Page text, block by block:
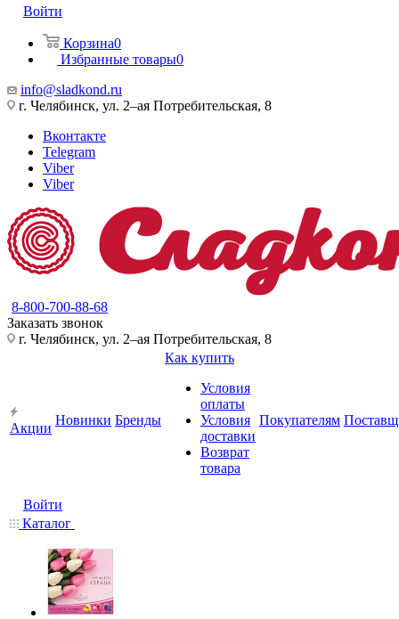
Войти
Корзина0
Избранные товары0
info@sladkond.ru
г. Челябинск, ул. 2–ая Потребительская, 8
Вконтакте
Telegram
Viber
Viber
8-800-700-88-68
Заказать звонок
г. Челябинск, ул. 2–ая Потребительская, 8
Акции
Новинки Бренды
Как купить
Условия
оплаты
Условия
доставки
Возврат
товара
Покупателям
Войти
Каталог